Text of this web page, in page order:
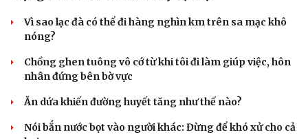
Vì sao lạc đà có thể đi hàng nghìn km trên sa mạc khô
nóng?
Chồng ghen tuông vô cớ từ khi tôi đi làm giúp việc, hôn
nhân đứng bên bờ vực
Ăn dứa khiến đường huyết tăng như thế nào?
Nói bắn nước bọt vào người khác: Đừng để khó xử cho cả